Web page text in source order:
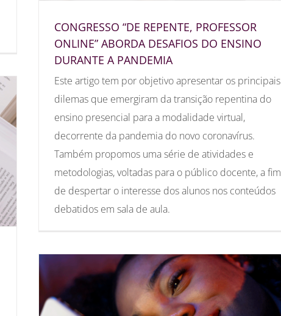
CONGRESSO “DE REPENTE, PROFESSOR
ONLINE” ABORDA DESAFIOS DO ENSINO
DURANTE A PANDEMIA
Este artigo tem por objetivo apresentar os principais
dilemas que emergiram da transição repentina do
ensino presencial para a modalidade virtual,
decorrente da pandemia do novo coronavírus.
Também propomos uma série de atividades e
metodologias, voltadas para o público docente, a fim
de despertar o interesse dos alunos nos conteúdos
debatidos em sala de aula.